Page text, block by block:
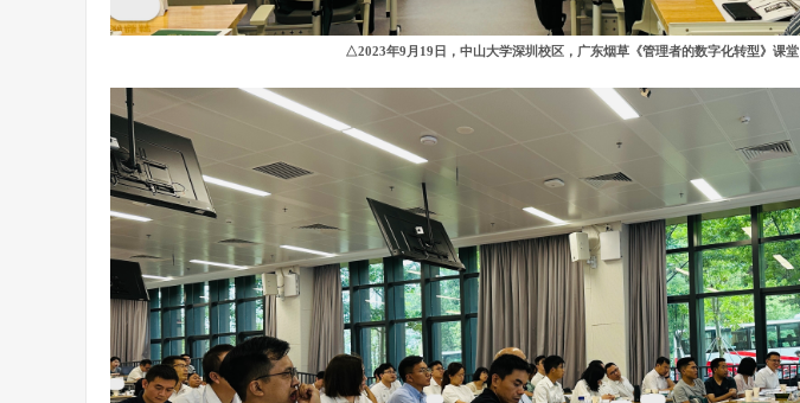
△2023年9月19日，中山大学深圳校区，广东烟草《管理者的数字化转型》课堂